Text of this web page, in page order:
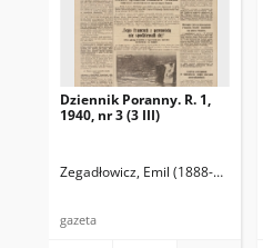
Dziennik Poranny. R. 1,
1940, nr 3 (3 III)
Zegadłowicz, Emil (1888-1941)
gazeta